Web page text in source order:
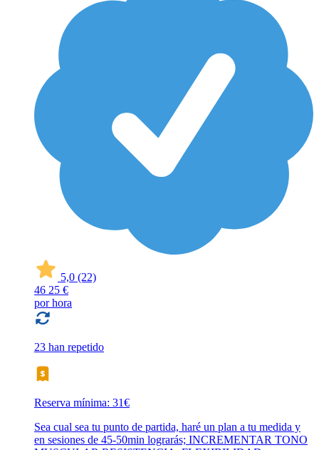
5,0 (22)
46 25 €
por hora
23 han repetido
Reserva mínima: 31€
Sea cual sea tu punto de partida, haré un plan a tu medida y
en sesiones de 45-50min lograrás; INCREMENTAR TONO